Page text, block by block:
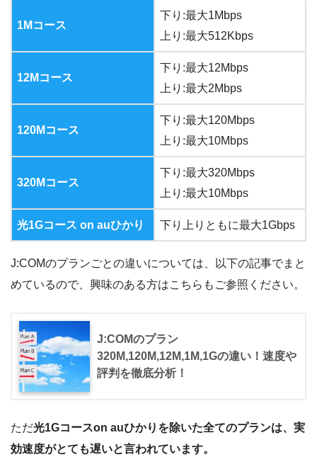
1Mコース
下り:最大1Mbps
上り:最大512Kbps
12Mコース
下り:最大12Mbps
上り:最大2Mbps
120Mコース
下り:最大120Mbps
上り:最大10Mbps
320Mコース
下り:最大320Mbps
上り:最大10Mbps
光1Gコース on auひかり 下り上りともに最大1Gbps
J:COMのプランごとの違いについては、以下の記事でまと
めているので、興味のある方はこちらもご参照ください。
J:COMのプラン
320M,120M,12M,1M,1Gの違い！速度や
評判を徹底分析！
ただ光1Gコースon auひかりを除いた全てのプランは、実
効速度がとても遅いと言われています。